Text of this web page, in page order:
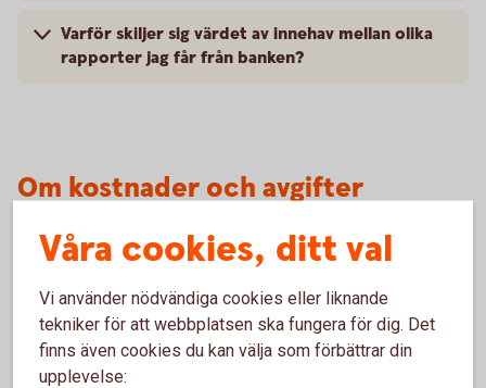
Varför skiljer sig värdet av innehav mellan olika
rapporter jag får från banken?
Om kostnader och avgifter
Varför har ni inte visat mina kostnader tidigare?
Varför skiljer sig kostnaderna i den här
sammanställningen jämfört med årsbeskedet för
fonder eller försäkringar? Varför räknar ni inte
på samma sätt?
Våra cookies, ditt val
Vi använder nödvändiga cookies eller liknande
tekniker för att webbplatsen ska fungera för dig. Det
finns även cookies du kan välja som förbättrar din
upplevelse: